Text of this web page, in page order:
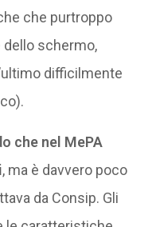
che purtroppo
schermo,
difficilmente
che nel MePA
, ma è davvero poco
da Consip. Gli